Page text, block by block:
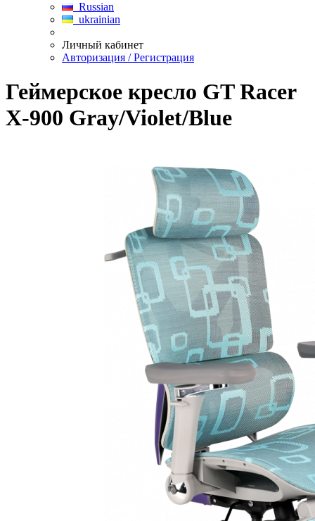
Russian
ukrainian
Личный кабинет
Авторизация / Регистрация
Геймерское кресло GT Racer
X-900 Gray/Violet/Blue